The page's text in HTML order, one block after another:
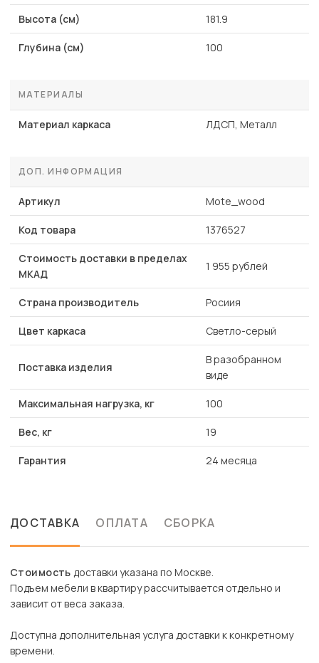
Высота (см) 181.9
Глубина (см) 100
МАТЕРИАЛЫ
Материал каркаса ЛДСП, Металл
ДОП. ИНФОРМАЦИЯ
Артикул Mote_wood
Код товара 1376527
Стоимость доставки в пределах
МКАД
1 955 рублей
Страна производитель Росиия
Цвет каркаса Светло-серый
Поставка изделия
В разобранном
виде
Максимальная нагрузка, кг 100
Вес, кг 19
Гарантия 24 месяца
ДОСТАВКА ОПЛАТА СБОРКА
Стоимость доставки указана по Москве.
Подъем мебели в квартиру рассчитывается отдельно и
зависит от веса заказа.
Доступна дополнительная услуга доставки к конкретному
времени.